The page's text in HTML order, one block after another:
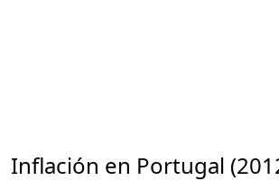
Inflación en Portugal